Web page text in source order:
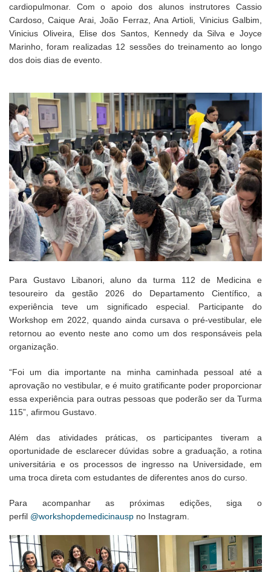
cardiopulmonar. Com o apoio dos alunos instrutores Cassio
Cardoso, Caique Arai, João Ferraz, Ana Artioli, Vinicius Galbim,
Vinicius Oliveira, Elise dos Santos, Kennedy da Silva e Joyce
Marinho, foram realizadas 12 sessões do treinamento ao longo
dos dois dias de evento.
Para Gustavo Libanori, aluno da turma 112 de Medicina e
tesoureiro da gestão 2026 do Departamento Científico, a
experiência teve um significado especial. Participante do
Workshop em 2022, quando ainda cursava o pré-vestibular, ele
retornou ao evento neste ano como um dos responsáveis pela
organização.
“Foi um dia importante na minha caminhada pessoal até a
aprovação no vestibular, e é muito gratificante poder proporcionar
essa experiência para outras pessoas que poderão ser da Turma
115”, afirmou Gustavo.
Além das atividades práticas, os participantes tiveram a
oportunidade de esclarecer dúvidas sobre a graduação, a rotina
universitária e os processos de ingresso na Universidade, em
uma troca direta com estudantes de diferentes anos do curso.
Para acompanhar as próximas edições, siga o
perfil @workshopdemedicinausp no Instagram.